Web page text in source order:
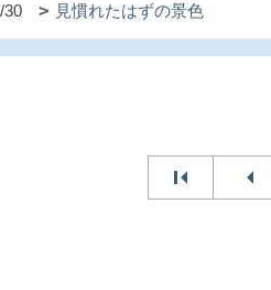
30 見慣れたはずの景色